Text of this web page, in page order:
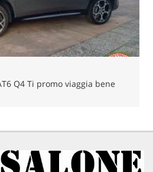
con Viaggia Bene